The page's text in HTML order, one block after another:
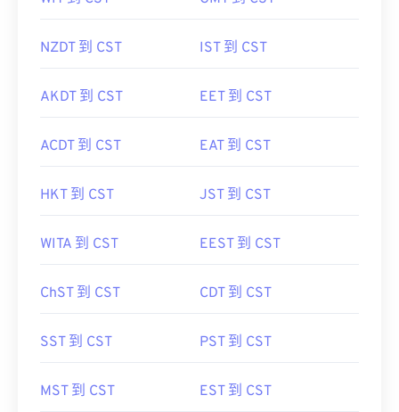
NZDT 到 CST IST 到 CST
AKDT 到 CST EET 到 CST
ACDT 到 CST EAT 到 CST
HKT 到 CST JST 到 CST
WITA 到 CST EEST 到 CST
ChST 到 CST CDT 到 CST
SST 到 CST PST 到 CST
MST 到 CST EST 到 CST